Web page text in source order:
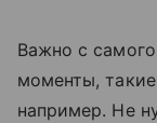
Важно с
моменты,
например. Не